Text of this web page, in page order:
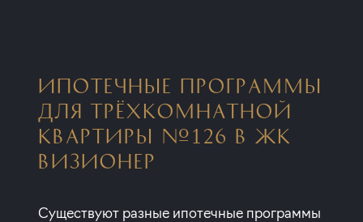
ИПОТЕЧНЫЕ ПРОГРАММЫ
ДЛЯ ТРЁХКОМНАТНОЙ
КВАРТИРЫ №126 В ЖК
ВИЗИОНЕР
Существуют разные ипотечные программы